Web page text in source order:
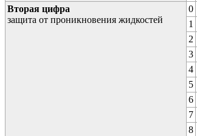
Вторая цифра
защита от проникновения жидкостей
0
1
2
3
4
5
6
7
8